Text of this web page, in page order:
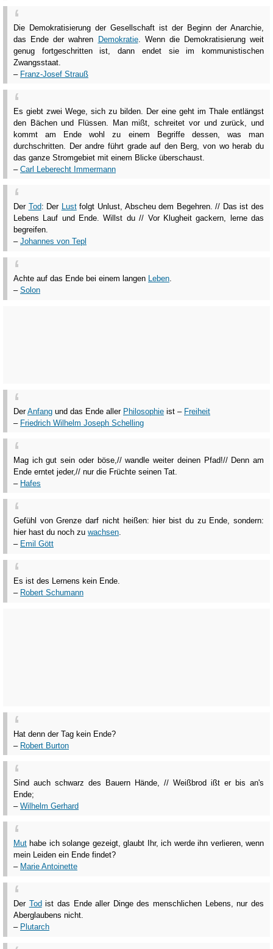
Die Demokratisierung der Gesellschaft ist der Beginn der Anarchie,
das Ende der wahren Demokratie. Wenn die Demokratisierung weit
genug fortgeschritten ist, dann endet sie im kommunistischen
Zwangsstaat.
– Franz-Josef Strauß
Es giebt zwei Wege, sich zu bilden. Der eine geht im Thale entlängst
den Bächen und Flüssen. Man mißt, schreitet vor und zurück, und
kommt am Ende wohl zu einem Begriffe dessen, was man
durchschritten. Der andre führt grade auf den Berg, von wo herab du
das ganze Stromgebiet mit einem Blicke überschaust.
– Carl Leberecht Immermann
Der Tod: Der Lustfolgt Unlust, Abscheu dem Begehren. // Das ist des
Lebens Lauf und Ende. Willst du // Vor Klugheit gackern, lerne das
begreifen.
– Johannes von Tepl
Achte auf das Ende bei einem langen Leben.
– Solon
DerAnfang und das Ende aller Philosophie ist – Freiheit
– Friedrich Wilhelm Joseph Schelling
Mag ich gut sein oder böse,// wandle weiter deinen Pfad!// Denn am
Ende erntet jeder,// nur die Früchte seinen Tat.
– Hafes
Gefühl von Grenze darf nicht heißen: hier bist du zu Ende, sondern:
hier hast du noch zu wachsen.
– Emil Gött
Es ist des Lernens kein Ende.
– Robert Schumann
Hat denn der Tag kein Ende?
– Robert Burton
Sind auch schwarz des Bauern Hände, // Weißbrod ißt er bis an's
Ende;
– Wilhelm Gerhard
Mut habe ich solange gezeigt, glaubt Ihr, ich werde ihn verlieren, wenn
mein Leiden ein Ende findet?
– Marie Antoinette
Der Tod ist das Ende aller Dinge des menschlichen Lebens, nur des
Aberglaubens nicht.
– Plutarch